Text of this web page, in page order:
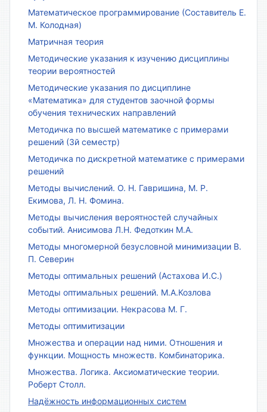
Математическое программирование (Составитель Е.
М. Колодная)
Матричная теория
Методические указания к изучению дисциплины
теории вероятностей
Методические указания по дисциплине
«Математика» для студентов заочной формы
обучения технических направлений
Методичка по высшей математике с примерами
решений (3й семестр)
Методичка по дискретной математике с примерами
решений
Методы вычислений. О. Н. Гавришина, М. Р.
Екимова, Л. Н. Фомина.
Методы вычисления вероятностей случайных
событий. Анисимова Л.Н. Федоткин М.А.
Методы многомерной безусловной минимизации В.
П. Северин
Методы оптимальных решений (Астахова И.С.)
Методы оптимальных решений. М.А.Козлова
Методы оптимизации. Некрасова М. Г.
Методы оптимитизации
Множества и операции над ними. Отношения и
функции. Мощность множеств. Комбинаторика.
Множества. Логика. Аксиоматические теории.
Роберт Столл.
Надёжность информационных систем